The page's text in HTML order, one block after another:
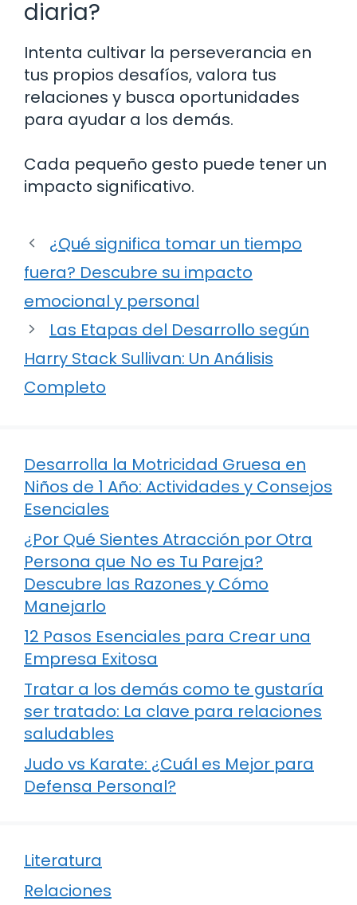
diaria?
Intenta cultivar la perseverancia en
tus propios desafíos, valora tus
relaciones y busca oportunidades
para ayudar a los demás.
Cada pequeño gesto puede tener un
impacto significativo.
¿Qué significa tomar un tiempo
fuera? Descubre su impacto
emocional y personal
Las Etapas del Desarrollo según
Harry Stack Sullivan: Un Análisis
Completo
Desarrolla la Motricidad Gruesa en
Niños de 1 Año: Actividades y Consejos
Esenciales
¿Por Qué Sientes Atracción por Otra
Persona que No es Tu Pareja?
Descubre las Razones y Cómo
Manejarlo
12 Pasos Esenciales para Crear una
Empresa Exitosa
Tratar a los demás como te gustaría
ser tratado: La clave para relaciones
saludables
Judo vs Karate: ¿Cuál es Mejor para
Defensa Personal?
Literatura
Relaciones